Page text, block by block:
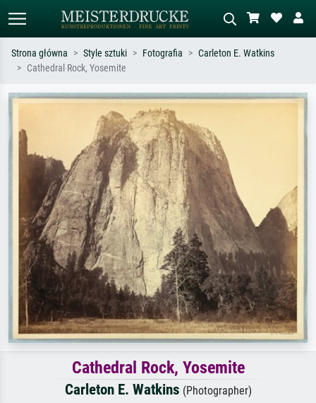
Szukaj wg artysty, tytułu lub stylu – np.
Monet, Gwiaździsta noc,
impresjonizm, fala Hokusaia, akt.
Opisz scenę – np. zielona łąka,
abstrakcja z czerwienią, ciemny olej,
stojący akt obok drzewa.
Strona główna Style sztuki Fotografia
Carleton E. Watkins
Cathedral Rock, Yosemite
Cathedral Rock, Yosemite
Carleton E. Watkins (Photographer)